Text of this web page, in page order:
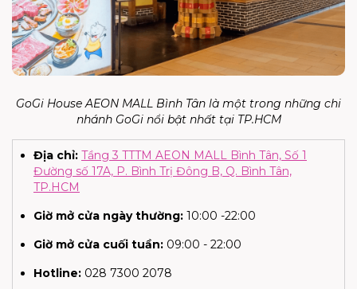
GoGi House AEON MALL Bình Tân là một trong những chi
nhánh GoGi nổi bật nhất tại TP.HCM
Địa chỉ: Tầng 3 TTTM AEON MALL Bình Tân, Số 1
Đường số 17A, P. Bình Trị Đông B, Q. Bình Tân,
TP.HCM
Giờ mở cửa ngày thường: 10:00 -22:00
Giờ mở cửa cuối tuần: 09:00 - 22:00
Hotline: 028 7300 2078